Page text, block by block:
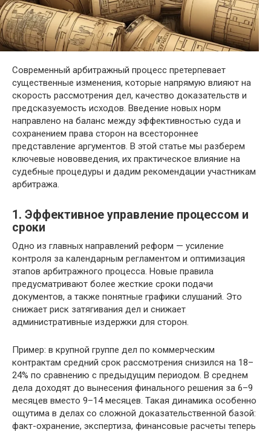
Современный арбитражный процесс претерпевает
существенные изменения, которые напрямую влияют на
скорость рассмотрения дел, качество доказательств и
предсказуемость исходов. Введение новых норм
направлено на баланс между эффективностью суда и
сохранением права сторон на всестороннее
представление аргументов. В этой статье мы разберем
ключевые нововведения, их практическое влияние на
судебные процедуры и дадим рекомендации участникам
арбитража.
1. Эффективное управление процессом и
сроки
Одно из главных направлений реформ — усиление
контроля за календарным регламентом и оптимизация
этапов арбитражного процесса. Новые правила
предусматривают более жесткие сроки подачи
документов, а также понятные графики слушаний. Это
снижает риск затягивания дел и снижает
административные издержки для сторон.
Пример: в крупной группе дел по коммерческим
контрактам средний срок рассмотрения снизился на 18–
24% по сравнению с предыдущим периодом. В среднем
дела доходят до вынесения финального решения за 6–9
месяцев вместо 9–14 месяцев. Такая динамика особенно
ощутима в делах со сложной доказательственной базой:
факт-охранение, экспертиза, финансовые расчеты теперь